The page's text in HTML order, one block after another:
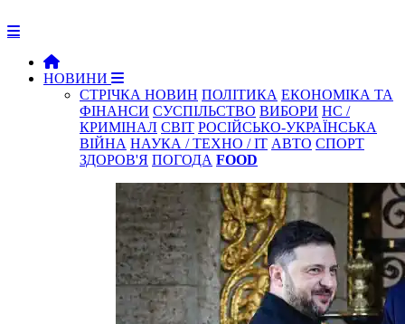
НОВИНИ
СТРІЧКА НОВИН ПОЛІТИКА ЕКОНОМІКА ТА
ФІНАНСИ СУСПІЛЬСТВО ВИБОРИ НС /
КРИМІНАЛ СВІТ РОСІЙСЬКО-УКРАЇНСЬКА
ВІЙНА НАУКА / ТЕХНО / IT АВТО СПОРТ
ЗДОРОВ'Я ПОГОДА FOOD